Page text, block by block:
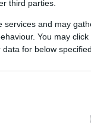
third parties.
services and may
You may
for below
az
látott
légierő